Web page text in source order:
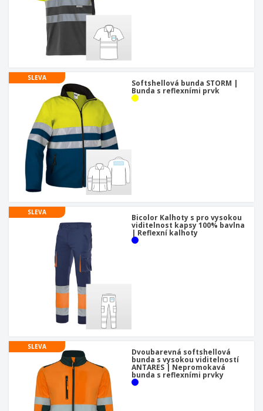
SLEVA
Softshellová bunda STORM |
Bunda s reflexními prvk
SLEVA
Bicolor Kalhoty s pro vysokou
viditelnost kapsy 100% bavlna
| Reflexní kalhoty
SLEVA
Dvoubarevná softshellová
bunda s vysokou viditelností
ANTARES | Nepromokavá
bunda s reflexními prvky